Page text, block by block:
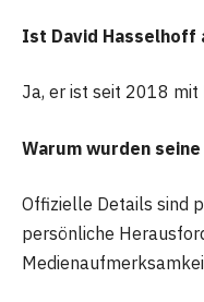
Ist David
Ja, er ist seit 2018
Warum wurden
Offizielle Details sind
persönliche